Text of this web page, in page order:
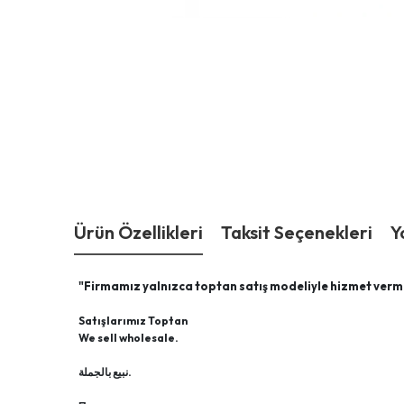
Ürün Özellikleri Taksit Seçenekleri
"Firmamız yalnızca toptan satış modeliyle hizmet
Satışlarımız Toptan
We sell wholesale.
نبيع بالجملة.